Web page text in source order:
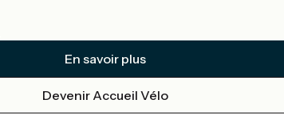
En savoir plus
Devenir Accueil Vélo